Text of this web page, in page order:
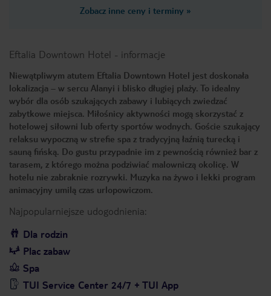
Zobacz inne ceny i terminy »
Eftalia Downtown Hotel - informacje
Niewątpliwym atutem Eftalia Downtown Hotel jest doskonała
lokalizacja – w sercu Alanyi i blisko długiej plaży. To idealny
wybór dla osób szukających zabawy i lubiących zwiedzać
zabytkowe miejsca. Miłośnicy aktywności mogą skorzystać z
hotelowej siłowni lub oferty sportów wodnych. Goście szukający
relaksu wypoczną w strefie spa z tradycyjną łaźnią turecką i
sauną fińską. Do gustu przypadnie im z pewnością również bar z
tarasem, z którego można podziwiać malowniczą okolicę. W
hotelu nie zabraknie rozrywki. Muzyka na żywo i lekki program
animacyjny umilą czas urlopowiczom.
Najpopularniejsze udogodnienia:
Dla rodzin
Plac zabaw
Spa
TUI Service Center 24/7 + TUI App